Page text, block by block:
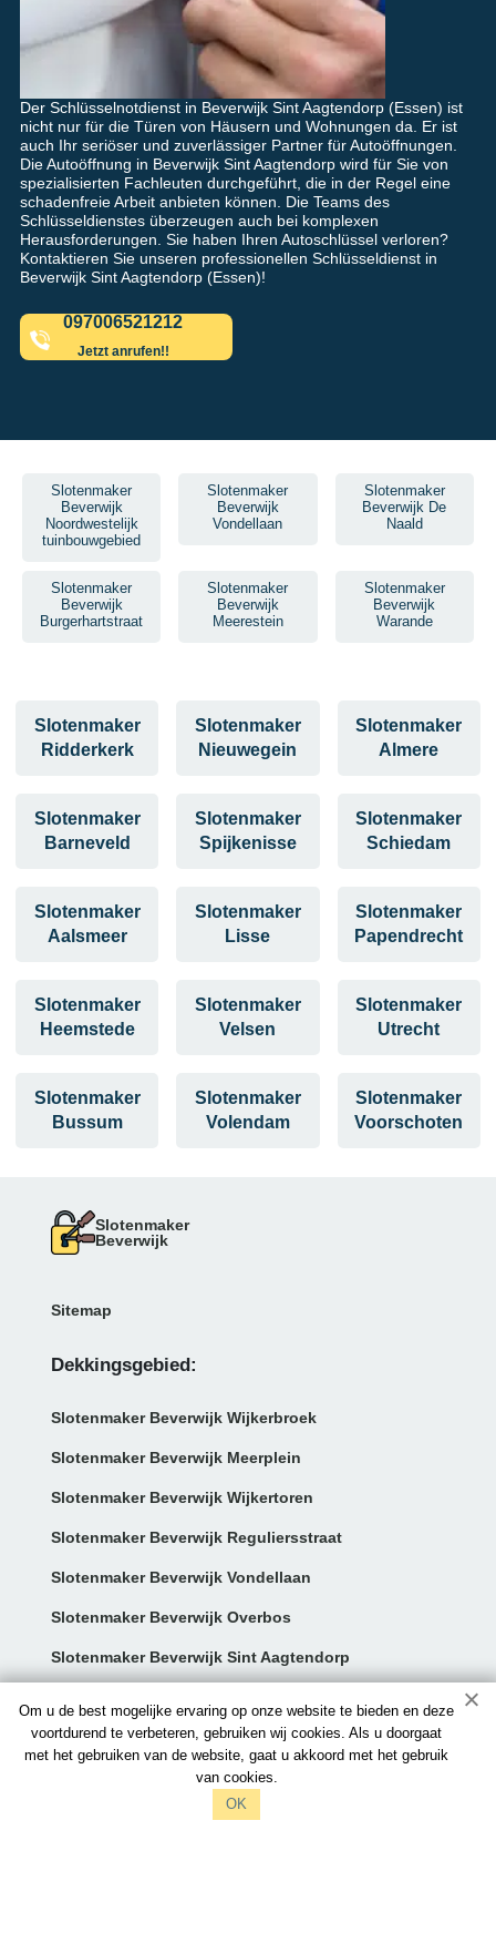
Der Schlüsselnotdienst in Beverwijk Sint Aagtendorp (Essen) ist
nicht nur für die Türen von Häusern und Wohnungen da. Er ist
auch Ihr seriöser und zuverlässiger Partner für Autoöffnungen.
Die Autoöffnung in Beverwijk Sint Aagtendorp wird für Sie von
spezialisierten Fachleuten durchgeführt, die in der Regel eine
schadenfreie Arbeit anbieten können. Die Teams des
Schlüsseldienstes überzeugen auch bei komplexen
Herausforderungen. Sie haben Ihren Autoschlüssel verloren?
Kontaktieren Sie unseren professionellen Schlüsseldienst in
Beverwijk Sint Aagtendorp (Essen)!
097006521212
Jetzt anrufen!!
Slotenmaker
Beverwijk
Noordwestelijk
tuinbouwgebied
Slotenmaker
Beverwijk
Vondellaan
Slotenmaker
Beverwijk De
Naald
Slotenmaker
Beverwijk
Burgerhartstraat
Slotenmaker
Beverwijk
Meerestein
Slotenmaker
Beverwijk
Warande
Om u de best mogelijke ervaring op onze website te bieden en deze
voortdurend te verbeteren, gebruiken wij cookies. Als u doorgaat
met het gebruiken van de website, gaat u akkoord met het gebruik
van cookies.
OK
Slotenmaker
Ridderkerk
Slotenmaker
Nieuwegein
Slotenmaker
Almere
Slotenmaker
Barneveld
Slotenmaker
Spijkenisse
Slotenmaker
Schiedam
Slotenmaker
Aalsmeer
Slotenmaker
Lisse
Slotenmaker
Papendrecht
Slotenmaker
Heemstede
Slotenmaker
Velsen
Slotenmaker
Utrecht
Slotenmaker
Bussum
Slotenmaker
Volendam
Slotenmaker
Voorschoten
Slotenmaker
Beverwijk
Sitemap
Dekkingsgebied:
Slotenmaker Beverwijk Wijkerbroek
Slotenmaker Beverwijk Meerplein
Slotenmaker Beverwijk Wijkertoren
Slotenmaker Beverwijk Reguliersstraat
Slotenmaker Beverwijk Vondellaan
Slotenmaker Beverwijk Overbos
Slotenmaker Beverwijk Sint Aagtendorp
Contact:
info@slotenmakersbeverwijk.nl